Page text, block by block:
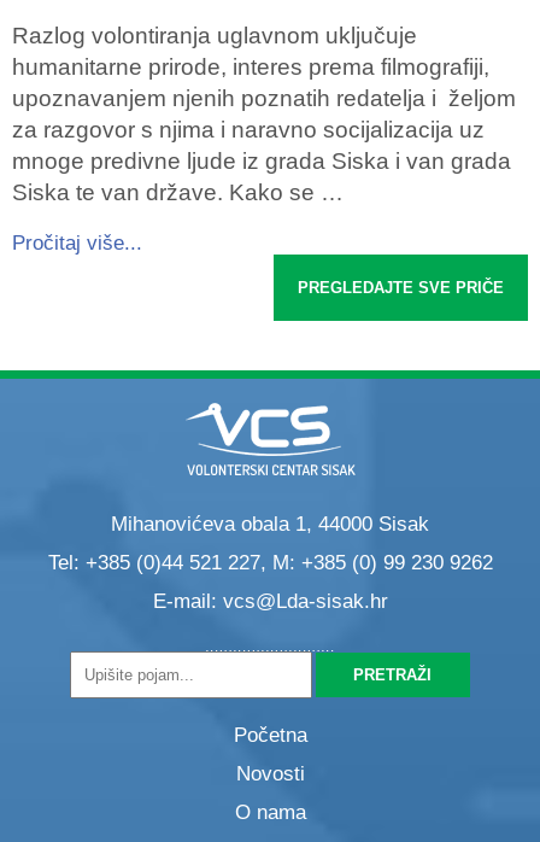
Razlog volontiranja uglavnom uključuje
humanitarne prirode, interes prema filmografiji,
upoznavanjem njenih poznatih redatelja i željom
za razgovor s njima i naravno socijalizacija uz
mnoge predivne ljude iz grada Siska i van grada
Siska te van države. Kako se …
Pročitaj više...
PREGLEDAJTE SVE PRIČE
Mihanovićeva obala 1, 44000 Sisak
Tel: +385 (0)44 521 227, M: +385 (0) 99 230 9262
E-mail: vcs@Lda-sisak.hr
Početna
Novosti
O nama